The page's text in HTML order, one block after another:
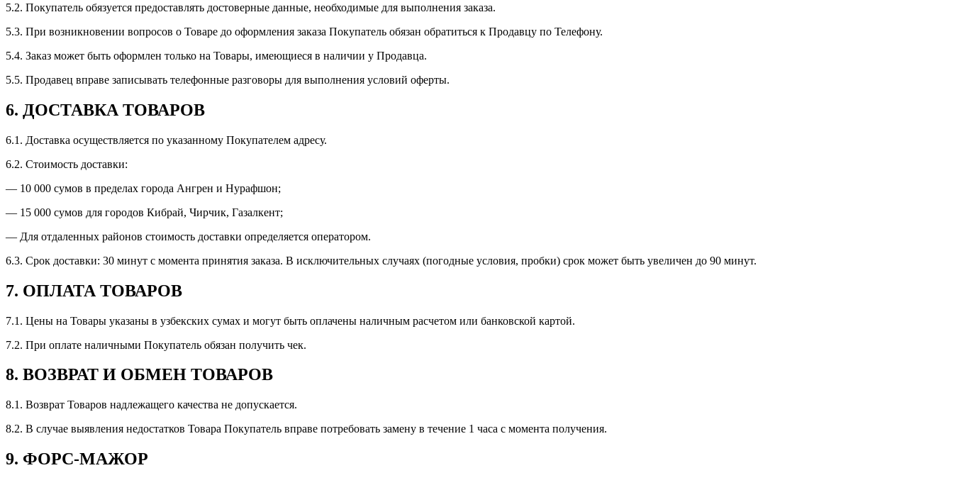
5.2. Покупатель обязуется предоставлять достоверные данные, необходимые для выполнения заказа.
5.3. При возникновении вопросов о Товаре до оформления заказа Покупатель обязан обратиться к Продавцу по Телефону.
5.4. Заказ может быть оформлен только на Товары, имеющиеся в наличии у Продавца.
5.5. Продавец вправе записывать телефонные разговоры для выполнения условий оферты.
6. ДОСТАВКА ТОВАРОВ
6.1. Доставка осуществляется по указанному Покупателем адресу.
6.2. Стоимость доставки:
— 10 000 сумов в пределах города Ангрен и Нурафшон;
— 15 000 сумов для городов Кибрай, Чирчик, Газалкент;
— Для отдаленных районов стоимость доставки определяется оператором.
6.3. Срок доставки: 30 минут с момента принятия заказа. В исключительных случаях (погодные условия, пробки) срок может быть увеличен до 90 минут.
7. ОПЛАТА ТОВАРОВ
7.1. Цены на Товары указаны в узбекских сумах и могут быть оплачены наличным расчетом или банковской картой.
7.2. При оплате наличными Покупатель обязан получить чек.
8. ВОЗВРАТ И ОБМЕН ТОВАРОВ
8.1. Возврат Товаров надлежащего качества не допускается.
8.2. В случае выявления недостатков Товара Покупатель вправе потребовать замену в течение 1 часа с момента получения.
9. ФОРС-МАЖОР